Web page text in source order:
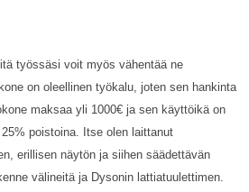
työssäsi voit myös vähentää ne
on oleellinen työkalu, joten sen hankinta
maksaa yli 1000€ ja sen käyttöikä on
poistoina. Itse olen laittanut
erillisen näytön ja siihen säädettävän
välineitä ja Dysonin lattiatuulettimen.